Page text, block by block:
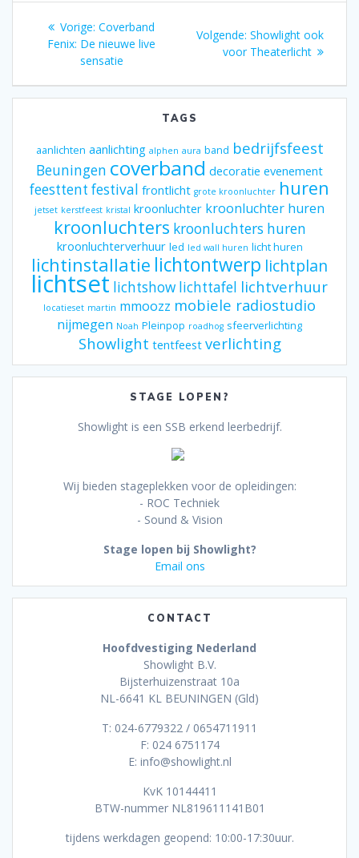
Bericht
navigatie
Vorige: Vorig
bericht:
Coverband
Fenix: De nieuwe live
sensatie
Volgende: Volgend
bericht:
Showlight ook
voor Theaterlicht
TAGS
aanlichten aanlichting alphen aura band bedrijfsfeest
Beuningen coverband decoratie evenement
feesttent festival frontlicht grote kroonluchter huren
jetset kerstfeest kristal kroonluchter kroonluchter huren
kroonluchters kroonluchters huren
kroonluchterverhuur led led wall huren licht huren
lichtinstallatie lichtontwerp lichtplan
lichtset lichtshow lichttafel lichtverhuur
locatieset martin mmoozz mobiele radiostudio
nijmegen Noah Pleinpop roadhog sfeerverlichting
Showlight tentfeest verlichting
STAGE LOPEN?
Showlight is een SSB erkend leerbedrijf.
Wij bieden stageplekken voor de opleidingen:
- ROC Techniek
- Sound & Vision
Stage lopen bij Showlight?
Email ons
CONTACT
Hoofdvestiging Nederland
Showlight B.V.
Bijsterhuizenstraat 10a
NL-6641 KL BEUNINGEN (Gld)
T: 024-6779322 / 0654711911
F: 024 6751174
E: info@showlight.nl
KvK 10144411
BTW-nummer NL819611141B01
tijdens werkdagen geopend: 10:00-17:30uur.